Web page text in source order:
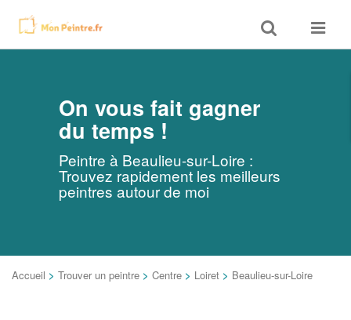
Toggle
search
Toggle
On vous fait gagner
du temps !
Peintre à Beaulieu-sur-Loire :
Trouvez rapidement les meilleurs
peintres autour de moi
Accueil > Trouver un peintre > Centre > Loiret > Beaulieu-sur-Loire